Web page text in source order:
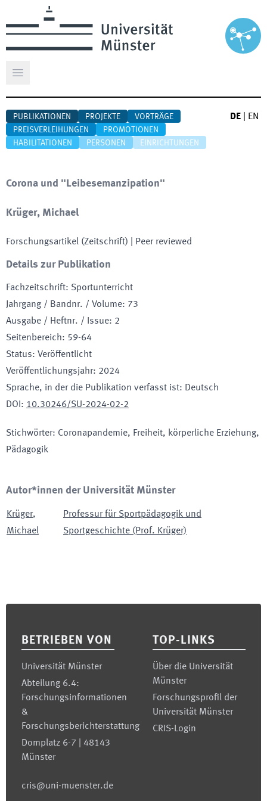
Hauptmenü öffnen
PUBLIKATIONEN PROJEKTE
VORTRÄGE
PREISVERLEIHUNGEN
PROMOTIONEN
HABILITATIONEN
PERSONEN EINRICHTUNGEN
DE EN
Corona und "Leibesemanzipation"
Krüger, Michael
Forschungsartikel (Zeitschrift) | Peer reviewed
Details zur Publikation
Fachzeitschrift: Sportunterricht
Jahrgang / Bandnr. / Volume: 73
Ausgabe / Heftnr. / Issue: 2
Seitenbereich: 59-64
Status: Veröffentlicht
Veröffentlichungsjahr: 2024
Sprache, in der die Publikation verfasst ist: Deutsch
DOI : 10.30246/SU-2024-02-2
Stichwörter: Coronapandemie, Freiheit, körperliche Erziehung,
Pädagogik
Autor*innen der Universität Münster
Krüger,
Michael
Professur für Sportpädagogik und
Sportgeschichte (Prof. Krüger)
BETRIEBEN VON
Universität Münster
Abteilung 6.4:
Forschungsinformationen
&
Forschungsberichterstattung
Domplatz 6-7 | 48143
Münster
cris@uni-muenster.de
TOP-LINKS
Über die Universität
Münster
Forschungsprofil der
Universität Münster
CRIS-Login